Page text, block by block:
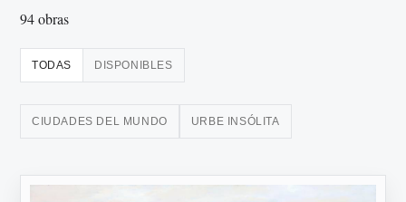
94 obras
TODAS DISPONIBLES
CIUDADES DEL MUNDO URBE INSÓLITA